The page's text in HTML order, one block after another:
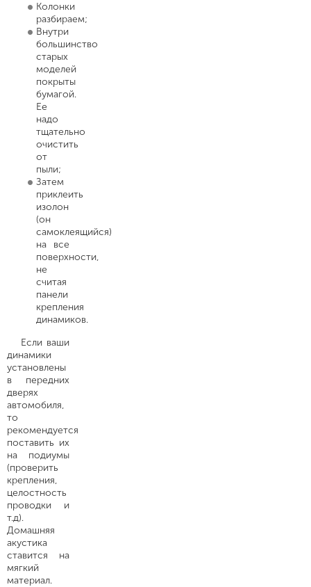
Колонки
разбираем;
Внутри
большинство
старых
моделей
покрыты
бумагой.
Ее
надо
тщательно
очистить
от
пыли;
Затем
приклеить
изолон
(он
самоклеящийся)
на все
поверхности,
не
считая
панели
крепления
динамиков.
Если ваши
динамики
установлены
в передних
дверях
автомобиля,
то
рекомендуется
поставить их
на подиумы
(проверить
крепления,
целостность
проводки и
т.д).
Домашняя
акустика
ставится на
мягкий
материал.